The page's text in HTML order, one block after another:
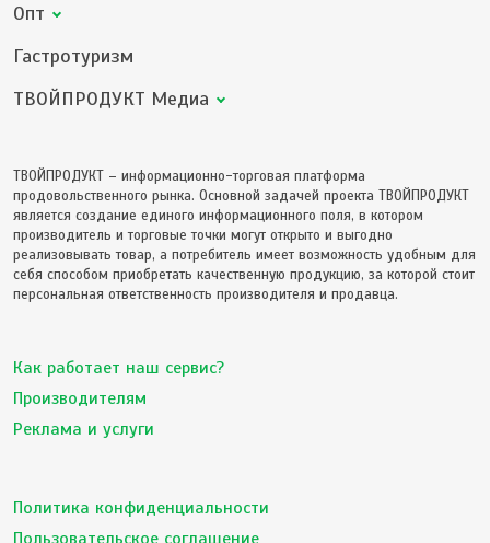
Опт
Гастротуризм
ТВОЙПРОДУКТ Медиа
ТВОЙПРОДУКТ – информационно-торговая платформа
продовольственного рынка. Основной задачей проекта ТВОЙПРОДУКТ
является создание единого информационного поля, в котором
производитель и торговые точки могут открыто и выгодно
реализовывать товар, а потребитель имеет возможность удобным для
себя способом приобретать качественную продукцию, за которой стоит
персональная ответственность производителя и продавца.
Как работает наш сервис?
Производителям
Реклама и услуги
Политика конфиденциальности